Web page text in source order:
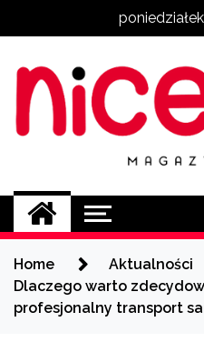
magazyn
Home
Aktualności
Dlaczego warto
profesjonalny transport